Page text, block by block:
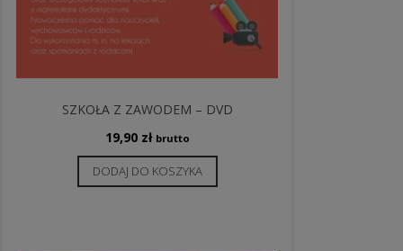
SZKOŁA Z ZAWODEM – DVD
19,90 zł brutto
DODAJ DO KOSZYKA